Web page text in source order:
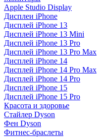
Apple Studio Display
Дисплеи iPhone
Дисплей iPhone 13
Дисплей iPhone 13 Mini
Дисплей iPhone 13 Pro
Дисплей iPhone 13 Pro Max
Дисплей iPhone 14
Дисплей iPhone 14 Pro Max
Дисплей iPhone 14 Pro
Дисплей iPhone 15
Дисплей iPhone 15 Pro
Красота и здоровье
Стайлер Dyson
Фен Dyson
Фитнес-браслеты